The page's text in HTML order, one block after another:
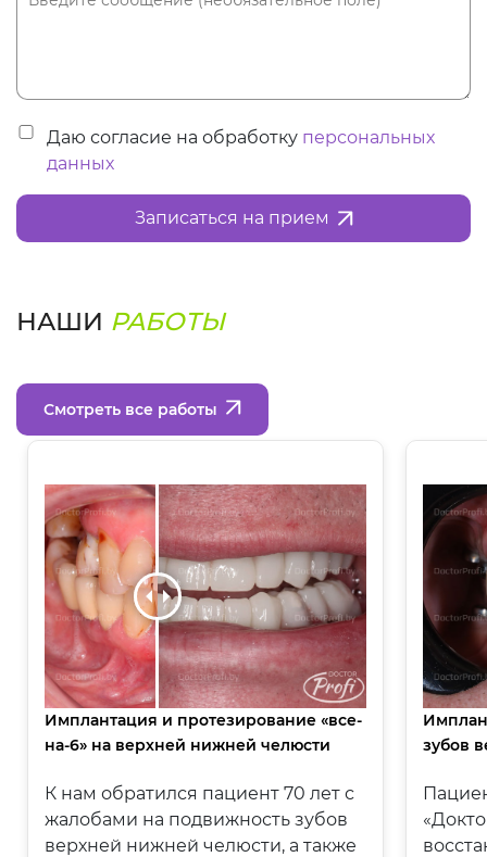
Даю согласие на обработку персональных
данных
Записаться на прием
НАШИ РАБОТЫ
Смотреть все работы
Имплантация и протезирование «все-
на-6» на верхней нижней челюсти
К нам обратился пациент 70 лет с
жалобами на подвижность зубов
верхней нижней челюсти, а также
зубов